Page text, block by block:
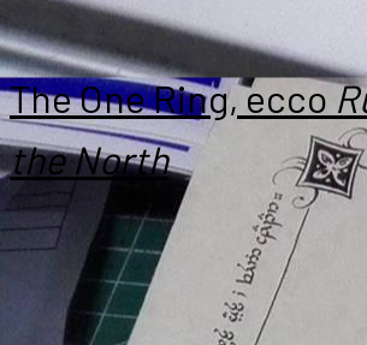
The One Ring, ecco
the North